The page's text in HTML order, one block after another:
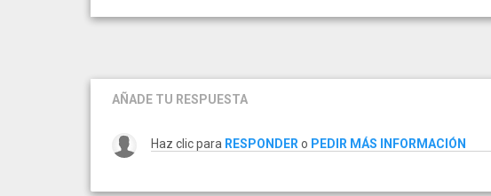
AÑADE TU RESPUESTA
Haz clic para RESPONDER o PEDIR MÁS INFORMACIÓN